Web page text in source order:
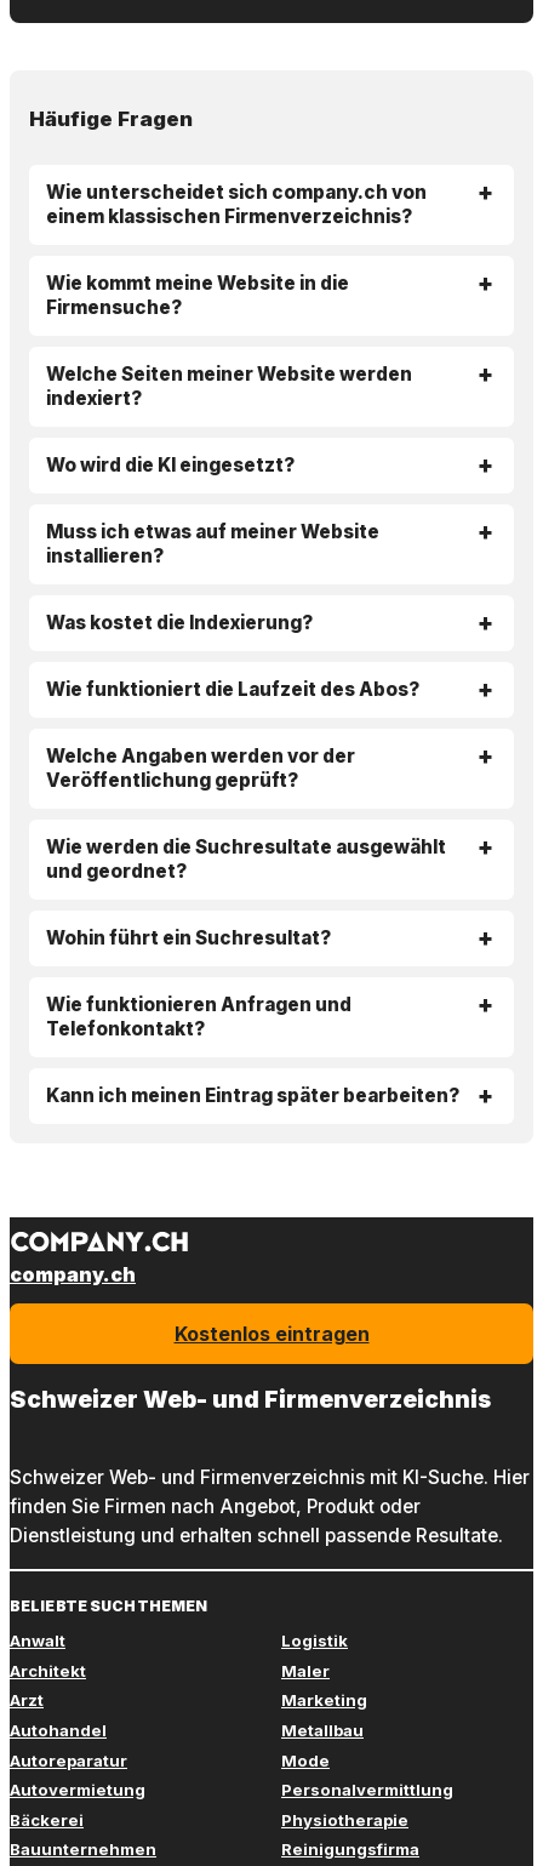
Häufige Fragen
Wie unterscheidet sich company.ch von
einem klassischen Firmenverzeichnis?
Wie kommt meine Website in die
Firmensuche?
Welche Seiten meiner Website werden
indexiert?
Wo wird die KI eingesetzt?
Muss ich etwas auf meiner Website
installieren?
Was kostet die Indexierung?
Wie funktioniert die Laufzeit des Abos?
Welche Angaben werden vor der
Veröffentlichung geprüft?
Wie werden die Suchresultate ausgewählt
und geordnet?
Wohin führt ein Suchresultat?
Wie funktionieren Anfragen und
Telefonkontakt?
Kann ich meinen Eintrag später bearbeiten?
company.ch
Kostenlos eintragen
Schweizer Web- und Firmenverzeichnis
Schweizer Web- und Firmenverzeichnis mit KI-Suche. Hier
finden Sie Firmen nach Angebot, Produkt oder
Dienstleistung und erhalten schnell passende Resultate.
BELIEBTE SUCHTHEMEN
Anwalt
Architekt
Arzt
Autohandel
Autoreparatur
Autovermietung
Bäckerei
Bauunternehmen
Logistik
Maler
Marketing
Metallbau
Mode
Personalvermittlung
Physiotherapie
Reinigungsfirma